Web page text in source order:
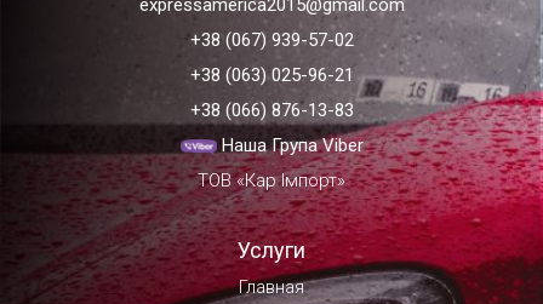
+38 (067) 939-57-02
+38 (063) 025-96-21
+38 (066) 876-13-83
Наша Група Viber
ТОВ «Кар Імпорт»
Услуги
Главная